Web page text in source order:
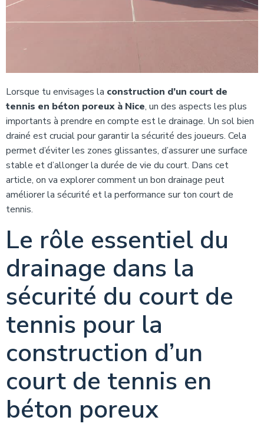
Lorsque tu envisages la construction d’un court de
tennis en béton poreux à Nice, un des aspects les plus
importants à prendre en compte est le drainage. Un sol bien
drainé est crucial pour garantir la sécurité des joueurs. Cela
permet d’éviter les zones glissantes, d’assurer une surface
stable et d’allonger la durée de vie du court. Dans cet
article, on va explorer comment un bon drainage peut
améliorer la sécurité et la performance sur ton court de
tennis.
Le rôle essentiel du
drainage dans la
sécurité du court de
tennis pour la
construction d’un
court de tennis en
béton poreux